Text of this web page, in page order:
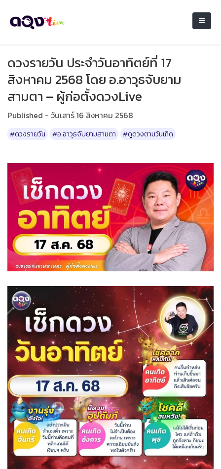
ดวงรายวัน ประจำวันอาทิตย์ที่ 17
สิงหาคม 2568 โดย อ.อาวุธจับยาม
สามตา – ผู้ก่อตั้งดวงLive
Published - วันเสาร์ 16 สิงหาคม 2568
#ดวงรายวัน #อ.อาวุธจับยามสามตา #ดูดวงตามวันเกิด